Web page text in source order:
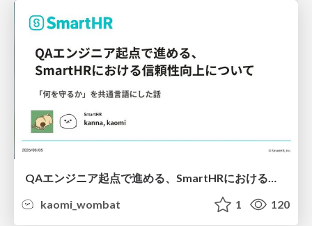
QAエンジニア起点で進める、SmartHRにおける信頼性向上について
kaomi_wombat
1 120